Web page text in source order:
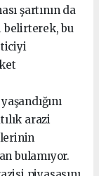
şartının da
bu
arazi
bulamıyor.